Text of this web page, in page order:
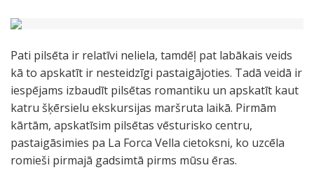
Pati pilsēta ir relatīvi neliela, tamdēļ pat labākais veids
kā to apskatīt ir nesteidzīgi pastaigājoties. Tadā veidā ir
iespējams izbaudīt pilsētas romantiku un apskatīt kaut
katru šķērsielu ekskursijas maršruta laikā. Pirmām
kārtām, apskatīsim pilsētas vēsturisko centru,
pastaigāsimies pa La Forca Vella cietoksni, ko uzcēla
romieši pirmajā gadsimtā pirms mūsu ēras.